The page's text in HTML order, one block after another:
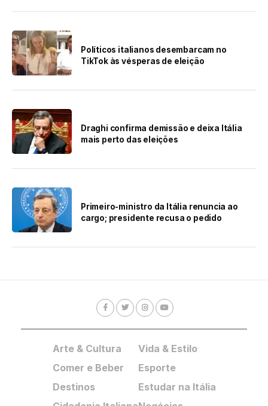
Políticos italianos desembarcam no
TikTok às vésperas de eleição
Draghi confirma demissão e deixa Itália
mais perto das eleições
Primeiro-ministro da Itália renuncia ao
cargo; presidente recusa o pedido
Arte & Cultura
Comer e Beber
Destinos
Vida & Estilo
Esporte
Estudar na Itália